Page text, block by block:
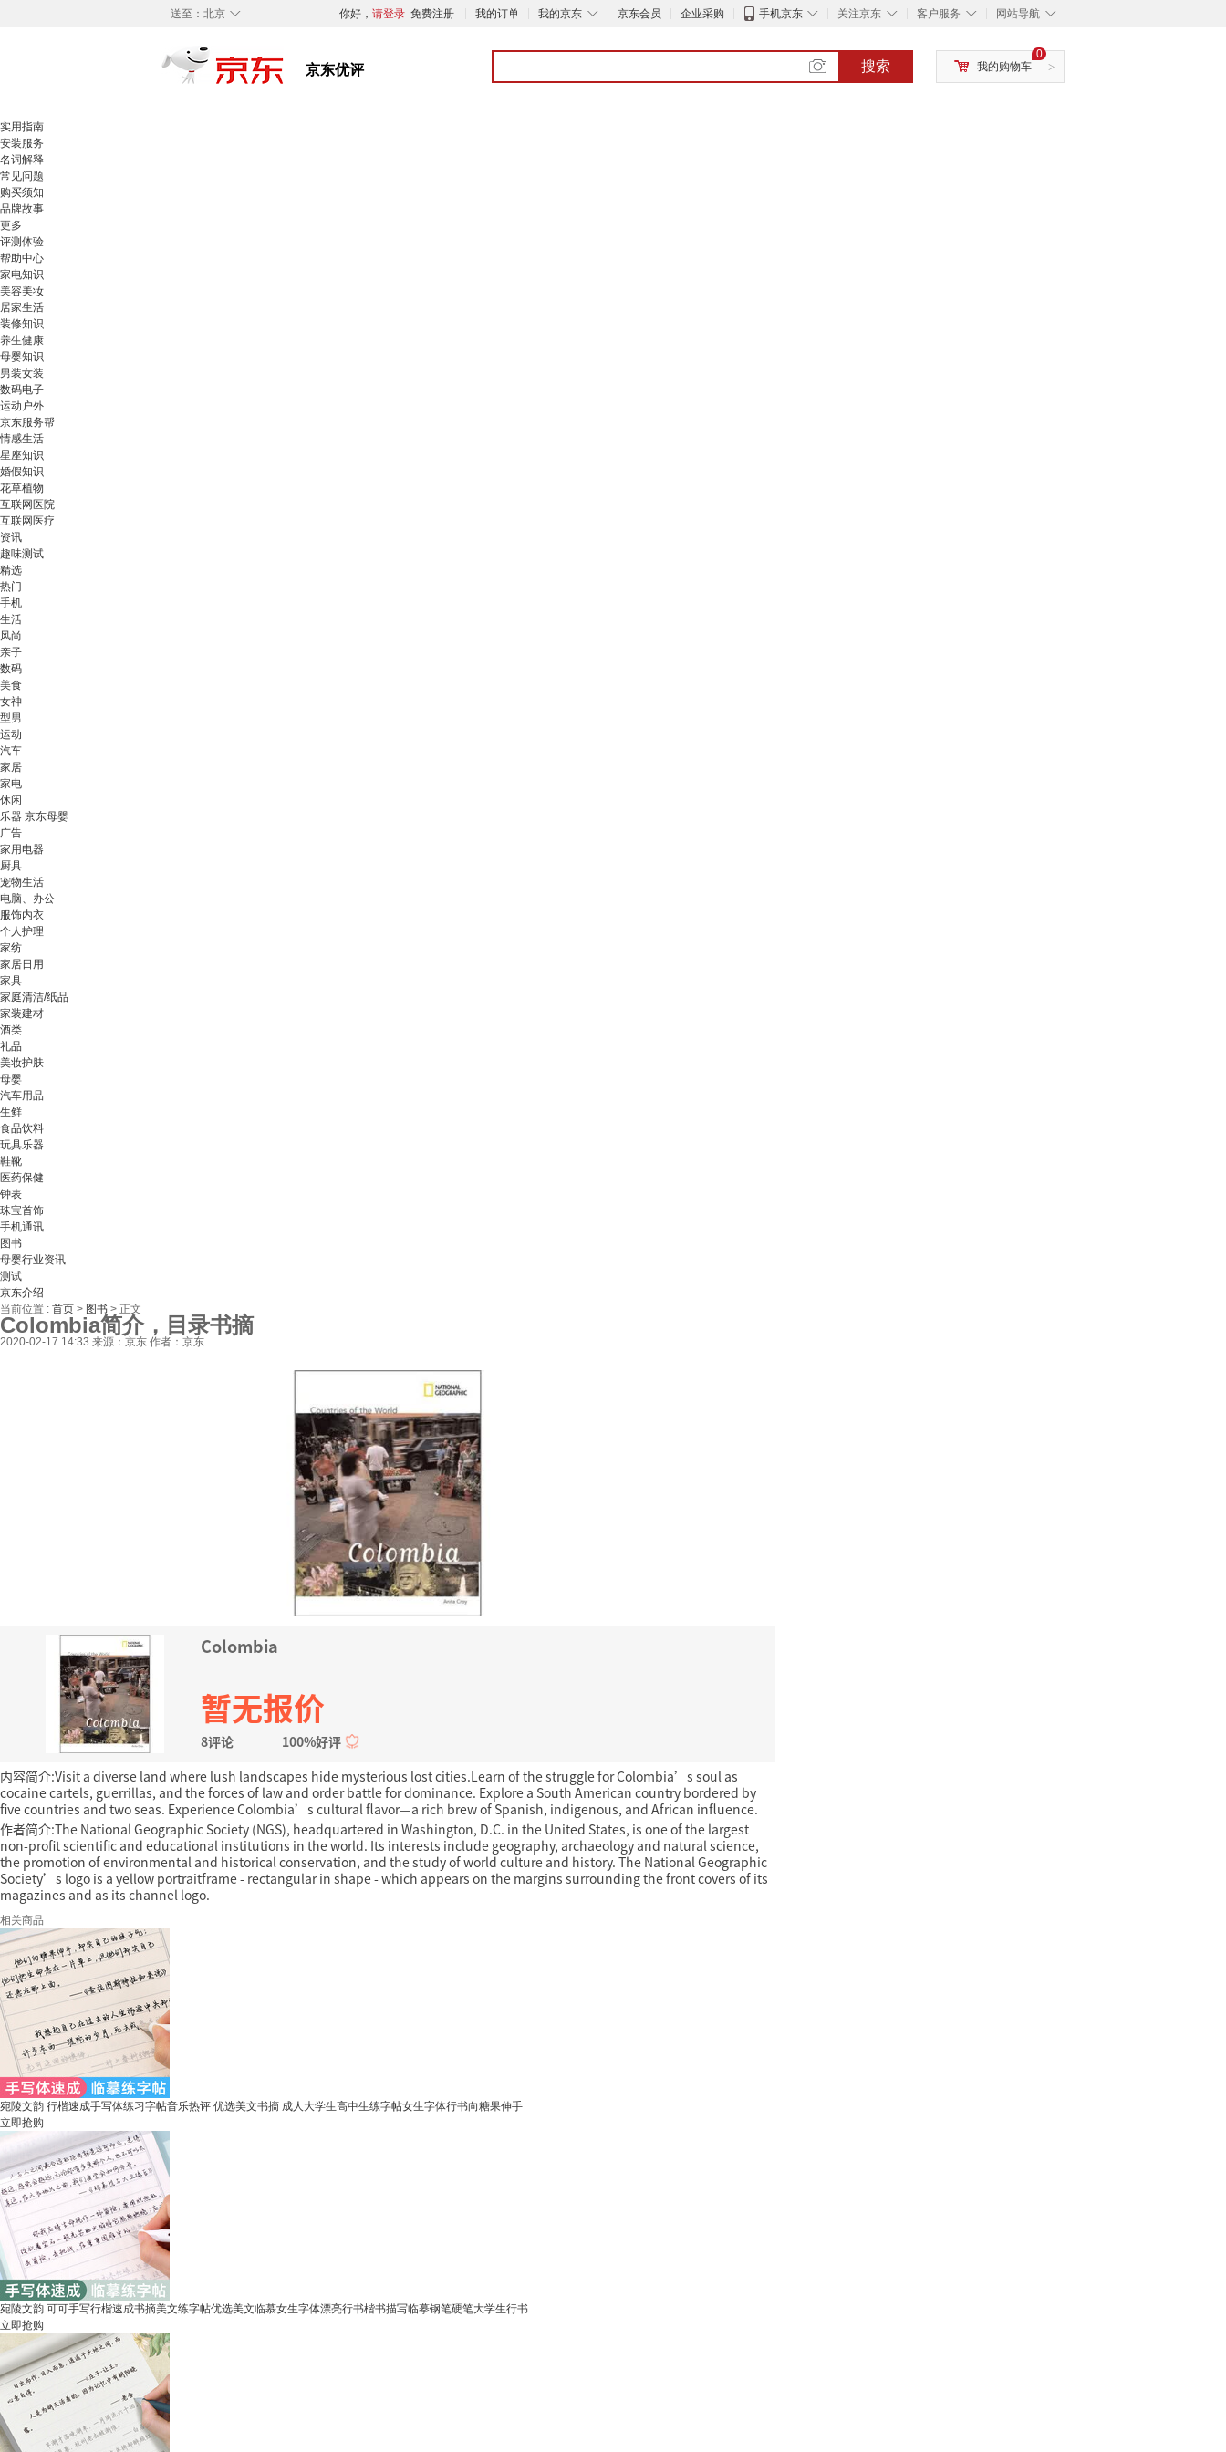
◇
送至： 北京 你好， 请登录 免费注册 我的订单 ◇
我的京东 京东会员 企业采购 ◇
手机京东 ◇
关注京东 ◇
客户服务 ◇
网站导航
搜索 >
0
我的购物车
实用指南
安装服务
名词解释
常见问题
购买须知
品牌故事
更多
评测体验
帮助中心
家电知识
美容美妆
居家生活
装修知识
养生健康
母婴知识
男装女装
数码电子
运动户外
京东服务帮
情感生活
星座知识
婚假知识
花草植物
互联网医院
互联网医疗
资讯
趣味测试
精选
热门
手机
生活
风尚
亲子
数码
美食
女神
型男
运动
汽车
家居
家电
休闲
乐器 京东母婴
广告
家用电器
厨具
宠物生活
电脑、办公
服饰内衣
个人护理
家纺
家居日用
家具
家庭清洁/纸品
家装建材
酒类
礼品
美妆护肤
母婴
汽车用品
生鲜
食品饮料
玩具乐器
鞋靴
医药保健
钟表
珠宝首饰
手机通讯
图书
母婴行业资讯
测试
京东介绍
当前位置 : 首页 > 图书 > 正文
Colombia简介，目录书摘
2020-02-17 14:33 来源：京东 作者：京东
Colombia
暂无报价
8评论
100%好评
内容简介:Visit a diverse land where lush landscapes hide mysterious lost cities.Learn of the struggle for Colombia’s soul as
cocaine cartels, guerrillas, and the forces of law and order battle for dominance. Explore a South American country bordered by
five countries and two seas. Experience Colombia’s cultural flavor—a rich brew of Spanish, indigenous, and African influence.
作者简介:The National Geographic Society (NGS), headquartered in Washington, D.C. in the United States, is one of the largest
non-profit scientific and educational institutions in the world. Its interests include geography, archaeology and natural science,
the promotion of environmental and historical conservation, and the study of world culture and history. The National Geographic
Society’s logo is a yellow portraitframe - rectangular in shape - which appears on the margins surrounding the front covers of its
magazines and as its channel logo.
相关商品
宛陵文韵 行楷速成手写体练习字帖音乐热评 优选美文书摘 成人大学生高中生练字帖女生字体行书向糖果伸手
立即抢购
宛陵文韵 可可手写行楷速成书摘美文练字帖优选美文临慕女生字体漂亮行书楷书描写临摹钢笔硬笔大学生行书
立即抢购